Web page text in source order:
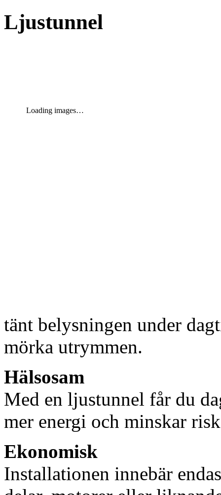
Ljustunnel
Loading images…
tänt belysningen under
mörka utrymmen.
Hälsosam
Med en ljustunnel får du
mer energi och minskar
Ekonomisk
Installationen innebär